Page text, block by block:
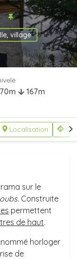
village
167m
Localisation S'y
sur le
. Construite
permettent
de haut.
horloger
de